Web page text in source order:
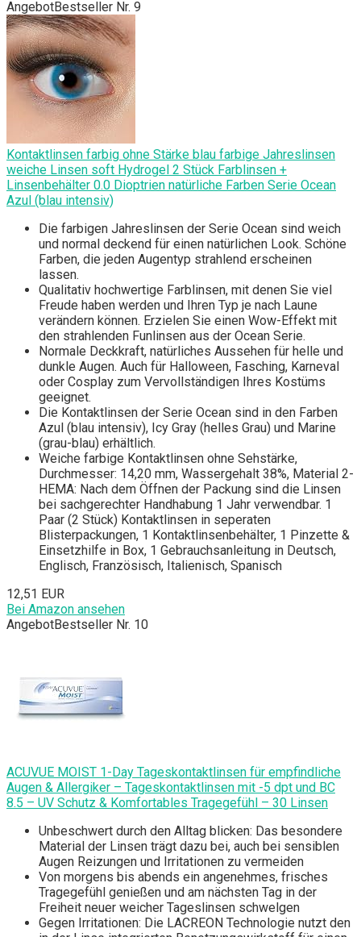
AngebotBestseller Nr. 9
Kontaktlinsen farbig ohne Stärke blau farbige Jahreslinsen
weiche Linsen soft Hydrogel 2 Stück Farblinsen +
Linsenbehälter 0.0 Dioptrien natürliche Farben Serie Ocean
Azul (blau intensiv)
Die farbigen Jahreslinsen der Serie Ocean sind weich
und normal deckend für einen natürlichen Look. Schöne
Farben, die jeden Augentyp strahlend erscheinen
lassen.
Qualitativ hochwertige Farblinsen, mit denen Sie viel
Freude haben werden und Ihren Typ je nach Laune
verändern können. Erzielen Sie einen Wow-Effekt mit
den strahlenden Funlinsen aus der Ocean Serie.
Normale Deckkraft, natürliches Aussehen für helle und
dunkle Augen. Auch für Halloween, Fasching, Karneval
oder Cosplay zum Vervollständigen Ihres Kostüms
geeignet.
Die Kontaktlinsen der Serie Ocean sind in den Farben
Azul (blau intensiv), Icy Gray (helles Grau) und Marine
(grau-blau) erhältlich.
Weiche farbige Kontaktlinsen ohne Sehstärke,
Durchmesser: 14,20 mm, Wassergehalt 38%, Material 2-
HEMA: Nach dem Öffnen der Packung sind die Linsen
bei sachgerechter Handhabung 1 Jahr verwendbar. 1
Paar (2 Stück) Kontaktlinsen in seperaten
Blisterpackungen, 1 Kontaktlinsenbehälter, 1 Pinzette &
Einsetzhilfe in Box, 1 Gebrauchsanleitung in Deutsch,
Englisch, Französisch, Italienisch, Spanisch
12,51 EUR
Bei Amazon ansehen
AngebotBestseller Nr. 10
ACUVUE MOIST 1-Day Tageskontaktlinsen für empfindliche
Augen & Allergiker – Tageskontaktlinsen mit -5 dpt und BC
8.5 – UV Schutz & Komfortables Tragegefühl – 30 Linsen
Unbeschwert durch den Alltag blicken: Das besondere
Material der Linsen trägt dazu bei, auch bei sensiblen
Augen Reizungen und Irritationen zu vermeiden
Von morgens bis abends ein angenehmes, frisches
Tragegefühl genießen und am nächsten Tag in der
Freiheit neuer weicher Tageslinsen schwelgen
Gegen Irritationen: Die LACREON Technologie nutzt den